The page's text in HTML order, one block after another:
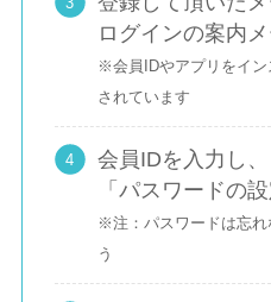
ログインの案内
※会員IDやアプリをイン
されています
会員IDを入力し
「パスワードの
※注：パスワードは忘れ
う